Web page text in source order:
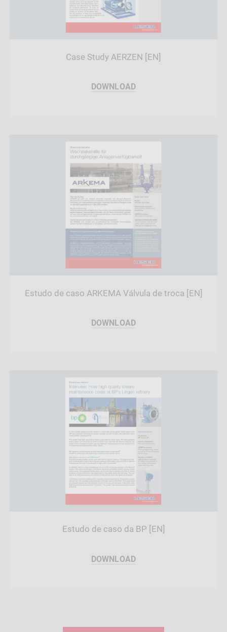
Case Study AERZEN [EN]
DOWNLOAD
Estudo de caso ARKEMA Válvula de troca [EN]
DOWNLOAD
Estudo de caso da BP [EN]
DOWNLOAD